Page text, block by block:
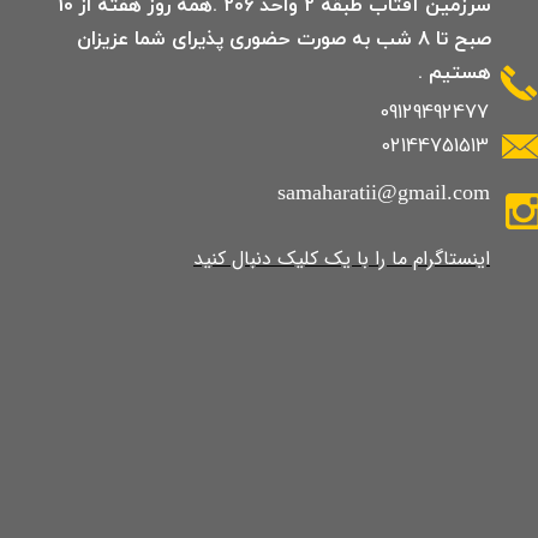
09129492477
02144751513
صبح تا 8 شب به صورت حضوری پذیرای شما عزیزان
هستیم .
samaharatii@gmail.com
​​​​​​​​​اینستاگرام ما را با یک کلیک دنبال کنید